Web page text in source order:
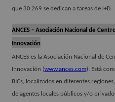
que 30.269 se dedican a tareas de I+D.
ANCES – Asociación Nacional de
Innovación
ANCES es la Asociación Nacional de
Innovación (www.ances.com). Está
BICs, localizados en diferentes
de agentes locales públicos y/o